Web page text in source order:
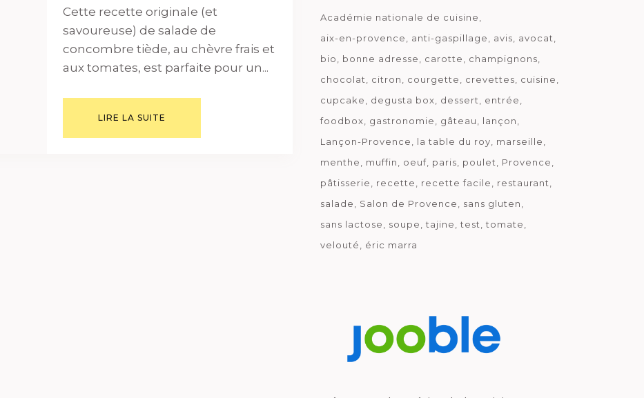
Cette recette originale (et
savoureuse) de salade de
concombre tiède, au chèvre frais et
aux tomates, est parfaite pour un...
LIRE LA SUITE
Académie nationale de cuisine
aix-en-provence
anti-gaspillage avis
avocat
bio
bonne adresse carotte
champignons
chocolat
citron courgette crevettes
cuisine
cupcake
degusta box dessert
entrée
foodbox
gastronomie gâteau
lançon
Lançon-Provence
la table du roy
marseille
menthe
muffin oeuf paris poulet
Provence
pâtisserie
recette recette facile
restaurant
salade
Salon de Provence
sans gluten
sans lactose
soupe tajine test
tomate
velouté
éric marra